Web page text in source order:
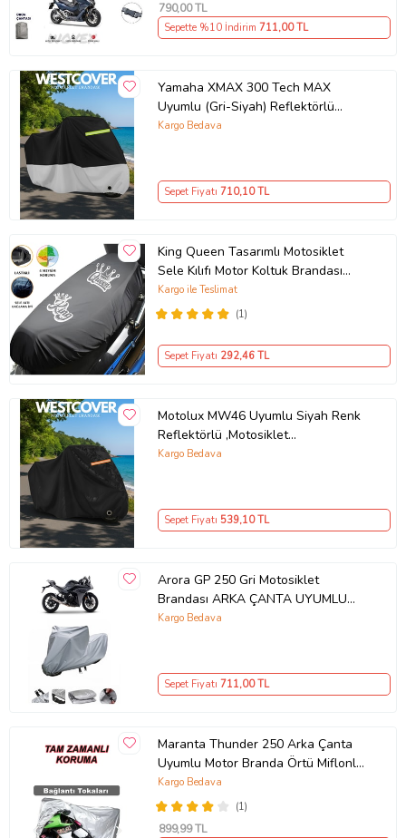
790,00 TL
Sepette %10 İndirim 711,00 TL
Yamaha XMAX 300 Tech MAX
Uyumlu (Gri-Siyah) Reflektörlü
,Motosiklet Brandası,Motor Branda
Kargo Bedava
Sepet Fiyatı 710,10 TL
King Queen Tasarımlı Motosiklet
Sele Kılıfı Motor Koltuk Brandası
Siyah
(1)
Kargo ile Teslimat
Sepet Fiyatı 292,46 TL
Motolux MW46 Uyumlu Siyah Renk
Reflektörlü ,Motosiklet
Brandası,Motor Branda Motor
Kargo Bedava
Sepet Fiyatı 539,10 TL
Arora GP 250 Gri Motosiklet
Brandası ARKA ÇANTA UYUMLU
DEĞİLDİR
Kargo Bedava
Sepet Fiyatı 711,00 TL
Maranta Thunder 250 Arka Çanta
Uyumlu Motor Branda Örtü Miflonlu
Premium 4 Mevsim Koruma Gri
(1)
Kargo Bedava
899,99 TL